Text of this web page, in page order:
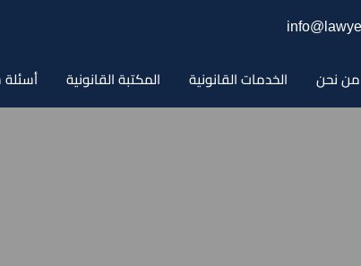
من نحن الخدمات القانونية المكتبة القانونية أسئلة